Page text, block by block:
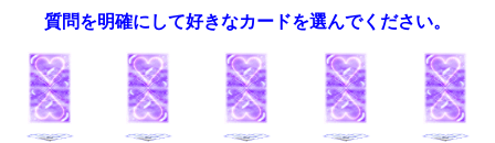
質問を明確にして好きなカードを選んでください。